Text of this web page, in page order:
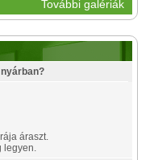
További galériák
áraszt.
legyen.